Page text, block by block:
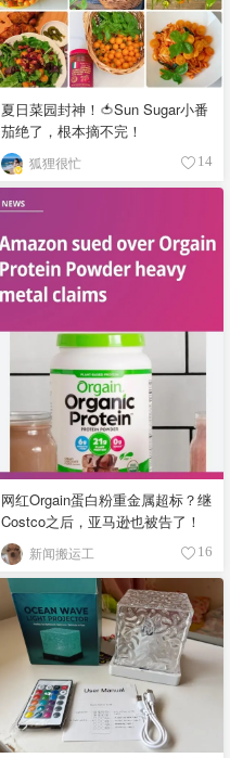
夏日菜园封神！🍅Sun Sugar小番
茄绝了，根本摘不完！
狐狸很忙 14
网红Orgain蛋白粉重金属超标？继
Costco之后，亚马逊也被告了！
新闻搬运工 16